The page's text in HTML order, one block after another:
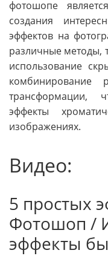
фотошопе
создания
эффектов на
различные методы,
использование
комбинирование
трансформации,
эффекты
изображениях.
Видео:
5 простых
Фотошоп /
эффекты